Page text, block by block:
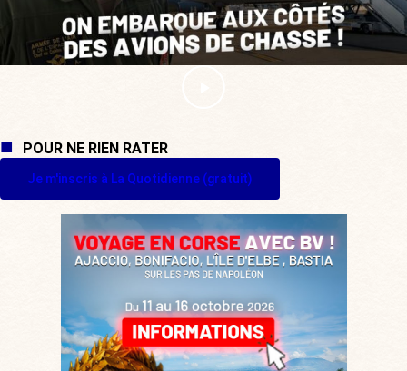
POUR NE RIEN RATER
Je m'inscris à La Quotidienne (gratuit)